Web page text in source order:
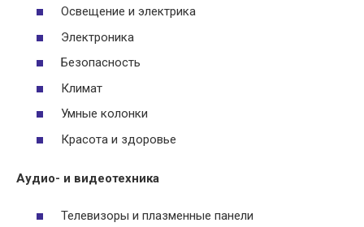
Освещение и электрика
Электроника
Безопасность
Климат
Умные колонки
Красота и здоровье
Аудио- и видеотехника
Телевизоры и плазменные панели